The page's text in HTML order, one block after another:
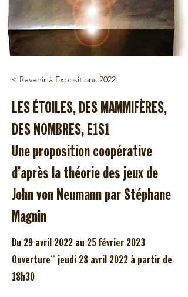
< Revenir à Expositions 2022
LES ÉTOILES, DES MAMMIFÈRES,
DES NOMBRES, E1S1
Une proposition coopérative
d’après la théorie des jeux de
John von Neumann par Stéphane
Magnin
Du 29 avril 2022 au 25 février 2023
Ouverture** jeudi 28 avril 2022 à partir de
18h30